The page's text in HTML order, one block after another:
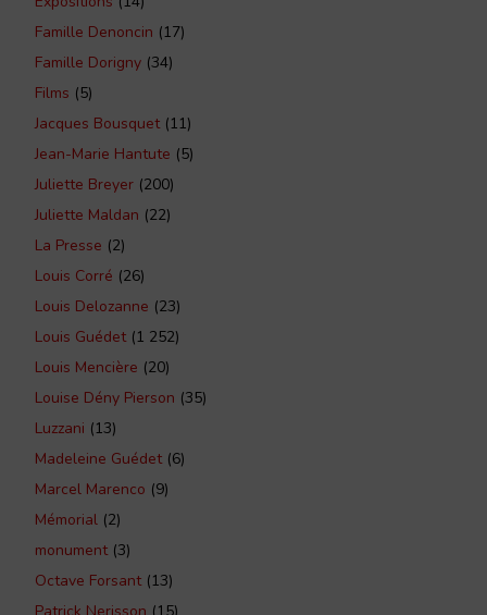
Famille Denoncin (17)
Famille Dorigny (34)
Films (5)
Jacques Bousquet(11)
Jean-Marie Hantute (5)
Juliette Breyer (200)
Juliette Maldan (22)
La Presse (2)
Louis Corré (26)
Louis Delozanne (23)
Louis Guédet(1 252)
Louis Mencière (20)
Louise Dény Pierson (35)
Luzzani (13)
Madeleine Guédet(6)
Marcel Marenco (9)
Mémorial (2)
monument(3)
Octave Forsant(13)